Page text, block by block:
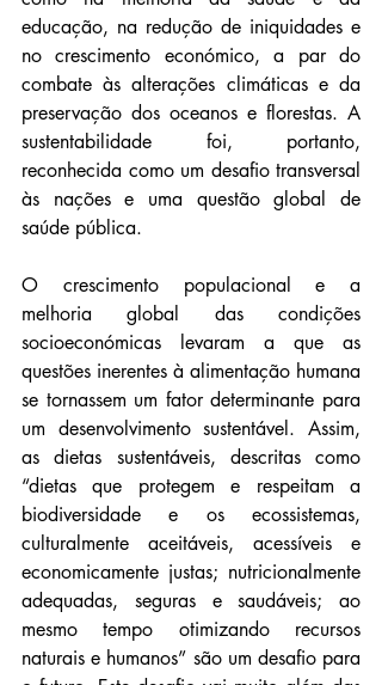
educação, na redução de iniquidades e
no crescimento económico, a par do
combate às alterações climáticas e da
preservação dos oceanos e florestas. A
sustentabilidade foi, portanto,
reconhecida como um desafio transversal
às nações e uma questão global de
saúde pública.
O crescimento populacional e a
melhoria global das condições
socioeconómicas levaram a que as
questões inerentes à alimentação humana
se tornassem um fator determinante para
um desenvolvimento sustentável. Assim,
as dietas sustentáveis, descritas como
“dietas que protegem e respeitam a
biodiversidade e os ecossistemas,
culturalmente aceitáveis, acessíveis e
economicamente justas; nutricionalmente
adequadas, seguras e saudáveis; ao
mesmo tempo otimizando recursos
naturais e humanos” são um desafio para